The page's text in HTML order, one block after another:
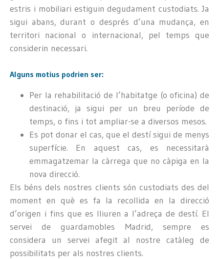
estris i mobiliari estiguin degudament custodiats. Ja
sigui abans, durant o després d’una mudança, en
territori nacional o internacional, pel temps que
considerin necessari.
Alguns motius podrien ser:
Per la rehabilitació de l’habitatge (o oficina) de
destinació, ja sigui per un breu període de
temps, o fins i tot ampliar-se a diversos mesos.
Es pot donar el cas, que el destí sigui de menys
superfície. En aquest cas, es necessitarà
emmagatzemar la càrrega que no càpiga en la
nova direcció.
Els béns dels nostres clients són custodiats des del
moment en què es fa la recollida en la direcció
d’origen i fins que es lliuren a l’adreça de destí. El
servei de guardamobles Madrid, sempre es
considera un servei afegit al nostre catàleg de
possibilitats per als nostres clients.